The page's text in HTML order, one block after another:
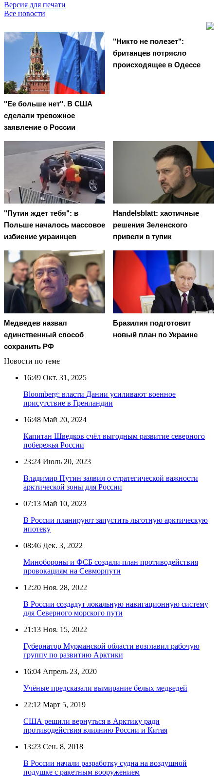
Версия для печати
Все новости
"Ее больше нет". В США
сделали тревожное
заявление о России
"Никто не полезет":
британцев потрясло
происходящее в Одессе
"Путин ждет тебя": в
Польше началось массовое
избиение украинцев
Handelsblatt: хаотичные
решения Зеленского
привели в тупик
Медведев назвал
единственный способ
сохранить РФ
Бразилия подготовит
новый план по Украине
Новости по теме
16:49 Окт. 31, 2025
Bloomberg: власти Дании усиливают военное
присутствие в Гренландии
16:48 Май 20, 2024
Капитан Шведков счёл выгодным развитие северного
побережья России
23:24 Июль 20, 2023
Владимир Путин заявил о стратегической важности
арктической зоны для России
07:13 Май 10, 2023
В России планируют запустить льготную арктическую
ипотеку
08:46 Дек. 3, 2022
Минобороны и ФСБ создали план противодействия
провокациям на Севморпути
12:20 Ноя. 28, 2022
В России создадут локальную навигационную систему
для Северного морского пути
21:13 Ноя. 15, 2022
Губернатор Мурманской области возглавил рабочую
группу по развитию Арктики
16:04 Апрель 23, 2020
Учёные предсказали вымирание белых медведей
22:12 Март 5, 2019
США решили вернуться в Арктику ради
противодействия влиянию России и Китая
13:23 Сен. 8, 2018
В России начали разработку судна на воздушной
подушке с ракетным вооружением